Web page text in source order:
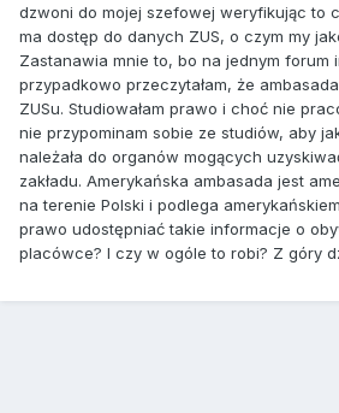
dzwoni do mojej szefowej weryfikując to
ma dostęp do danych ZUS, o czym my
Zastanawia mnie to, bo na jednym forum
przypadkowo przeczytałam, że
ZUSu. Studiowałam prawo i choć nie
nie przypominam sobie ze studiów, aby
należała do organów mogących
zakładu. Amerykańska ambasada jest
na terenie Polski i podlega
prawo udostępniać takie informacje o
placówce? I czy w ogóle to robi? Z góry